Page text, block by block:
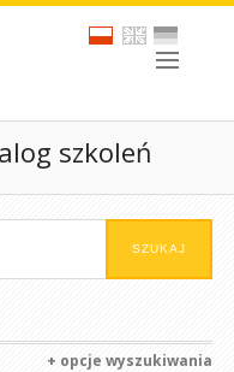
szkoleń
+ opcje wyszukiwania